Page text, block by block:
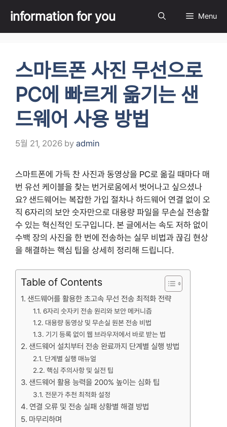
content
information for you Menu
스마트폰 사진 무선으로
PC에 빠르게 옮기는 샌
드웨어 사용 방법
5월 21, 2026 by admin
스마트폰에 가득 찬 사진과 동영상을 PC로 옮길 때마다 매
번 유선 케이블을 찾는 번거로움에서 벗어나고 싶으셨나
요? 샌드웨어는 복잡한 가입 절차나 하드웨어 연결 없이 오
직 6자리의 보안 숫자만으로 대용량 파일을 무손실 전송할
수 있는 혁신적인 도구입니다. 본 글에서는 속도 저하 없이
수백 장의 사진을 한 번에 전송하는 실무 비법과 끊김 현상
을 해결하는 핵심 팁을 상세히 정리해 드립니다.
Table of Contents
샌드웨어를 활용한 초고속 무선 전송 최적화 전략
6자리 숫자키 전송 원리와 보안 메커니즘
대용량 동영상 및 무손실 원본 전송 비법
기기 등록 없이 웹 브라우저에서 바로 받는 법
샌드웨어 설치부터 전송 완료까지 단계별 실행 방법
단계별 실행 매뉴얼
핵심 주의사항 및 실전 팁
샌드웨어 활용 능력을 200% 높이는 심화 팁
전문가 추천 최적화 설정
연결 오류 및 전송 실패 상황별 해결 방법
마무리하며